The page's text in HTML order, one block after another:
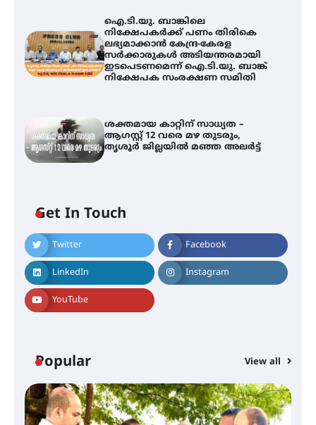
ഐ.ടി.യു. ബാങ്കിലെ
നിക്ഷേപകർക്ക് പണം തിരികെ
ലഭ്യമാക്കാൻ കേന്ദ്ര-കേരള
സർക്കാരുകൾ അടിയന്തരമായി
ഇടപെടണമെന്ന് ഐ.ടി.യു. ബാങ്ക്
നിക്ഷേപക സംരക്ഷണ സമിതി
ശക്തമായ കാറ്റിന് സാധ്യത –
ആഗസ്റ്റ് 12 വരെ മഴ തുടരും,
തൃശൂർ ജില്ലയിൽ മഞ്ഞ അലർട്ട്
Get In Touch
Twitter Facebook
LinkedIn Instagram
YouTube
Popular View all
നിക്ഷേപകർക്ക് പണം തിരികെ
ലഭ്യമാക്കാൻ കേന്ദ്ര-കേരള
സർക്കാരുകൾ അടിയന്തരമായി
ഇടപെടണമെന്ന് ഐ.ടി.യു. ബാങ്ക്
നിക്ഷേപക സംരക്ഷണ സമിതി
ശക്തമായ മഴ തുടരുന്നു – തൃശൂർ
ജില്ലയിൽ എല്ലാ വിദ്യാഭ്യാസ
സ്ഥാപനങ്ങൾക്കും ശനിയാഴ്ച